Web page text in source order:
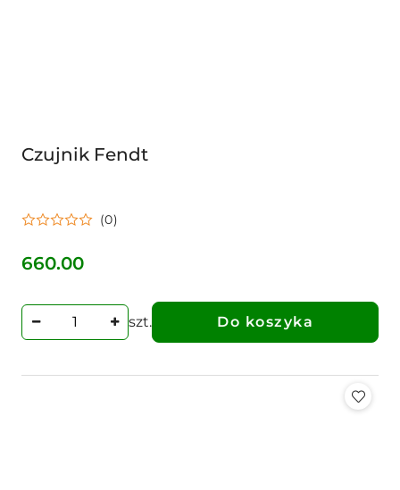
Czujnik Fendt
(0)
Cena:
660.00
szt. Do koszyka